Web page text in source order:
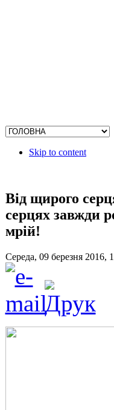
Skip to content
Від щирого
серцях завжди
мрій!
Середа, 09 березня 2016,